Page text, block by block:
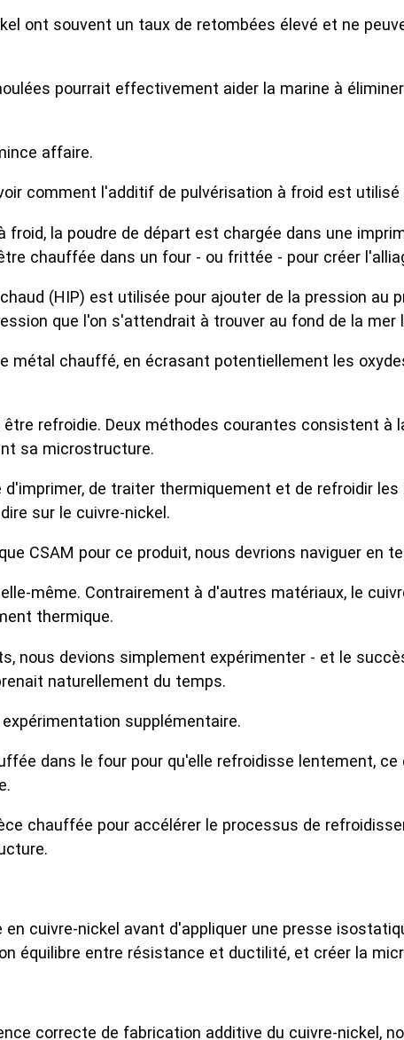
ont souvent un taux de retombées élevé et ne
pourrait effectivement aider la marine à
affaire.
comment l'additif de pulvérisation à froid est
la poudre de départ est chargée dans une
chauffée dans un four - ou frittée - pour créer
(HIP) est utilisée pour ajouter de la pression au
que l'on s'attendrait à trouver au fond de la mer
métal chauffé, en écrasant potentiellement les
refroidie. Deux méthodes courantes consistent
sa microstructure.
de traiter thermiquement et de refroidir
sur le cuivre-nickel.
CSAM pour ce produit, nous devrions naviguer en
même. Contrairement à d'autres matériaux, le
thermique.
nous devions simplement expérimenter - et le
naturellement du temps.
supplémentaire.
dans le four pour qu'elle refroidisse lentement,
chauffée pour accélérer le processus de
cuivre-nickel avant d'appliquer une presse
équilibre entre résistance et ductilité, et créer la
correcte de fabrication additive du cuivre-nickel,